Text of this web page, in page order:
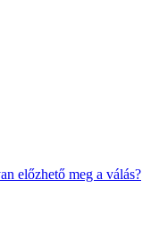
előzhető meg a válás?